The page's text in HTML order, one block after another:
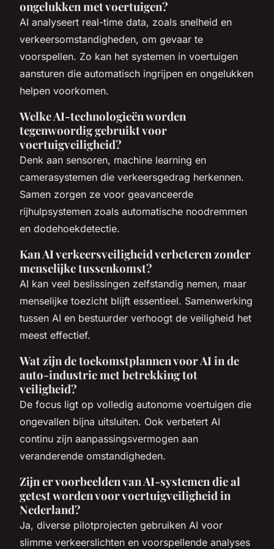
ongelukken met voertuigen?
AI analyseert real-time data, zoals snelheid en
verkeersomstandigheden, om gevaar te
voorspellen. Zo kan het systemen in voertuigen
aansturen die automatisch ingrijpen en ongelukken
helpen voorkomen.
Welke AI-technologieën worden
tegenwoordig gebruikt voor
voertuigveiligheid?
Denk aan sensoren, machine learning en
camerasystemen die verkeersgedrag herkennen.
Samen zorgen ze voor geavanceerde
rijhulpsystemen zoals automatische noodremmen
en dodehoekdetectie.
Kan AI verkeersveiligheid verbeteren zonder
menselijke tussenkomst?
AI kan veel beslissingen zelfstandig nemen, maar
menselijke toezicht blijft essentieel. Samenwerking
tussen AI en bestuurder verhoogt de veiligheid het
meest effectief.
Wat zijn de toekomstplannen voor AI in de
auto-industrie met betrekking tot
veiligheid?
De focus ligt op volledig autonome voertuigen die
ongevallen bijna uitsluiten. Ook verbetert AI
continu zijn aanpassingsvermogen aan
veranderende omstandigheden.
Zijn er voorbeelden van AI-systemen die al
getest worden voor voertuigveiligheid in
Nederland?
Ja, diverse pilotprojecten gebruiken AI voor
slimme verkeerslichten en voorspellende analyses